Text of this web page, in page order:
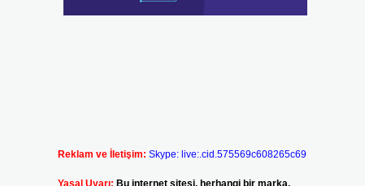
Reklam ve İletişim: Skype: live:.cid.575569c608265c69
Yasal Uyarı: Bu internet sitesi, herhangi bir marka,